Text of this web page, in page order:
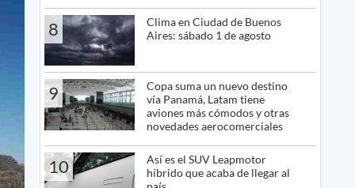
8
Clima en Ciudad de Buenos
Aires: sábado 1 de agosto
9
Copa suma un nuevo destino
vía Panamá, Latam tiene
aviones más cómodos y otras
novedades aerocomerciales
10
Así es el SUV Leapmotor
híbrido que acaba de llegar al